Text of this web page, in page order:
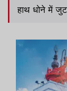
हाथ धोने में